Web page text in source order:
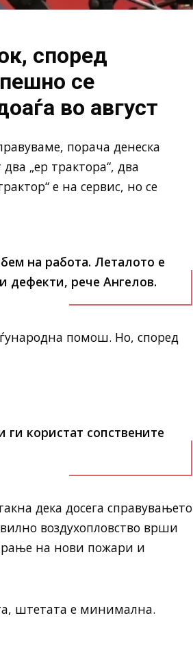
според
се
во август
порача денеска
„ер трактора“, два
е на сервис, но се
на работа. Леталото е
дефекти, рече Ангелов.
помош. Но, според
користат сопствените
дека досега справувањето
воздухопловство врши
на нови пожари и
штетата е минимална.